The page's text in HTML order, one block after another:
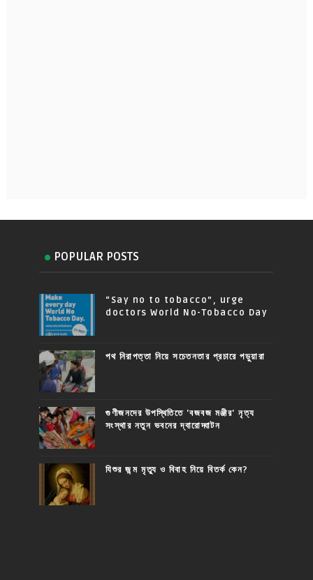
POPULAR POSTS
“Say no to tobacco”, urge
doctors World No-Tobacco Day
পথ নিরাপত্তা নিয়ে সচেতনতার প্রচারে পড়ুয়ারা
গুণীজনদের উপস্থিতিতে 'বজবজ মঞ্জীর' নৃত্য
সংস্থার নতুন ভবনের দ্বারোদ্ঘাটন
যিশুর জন্ম মৃত্যু ও বিবাহ নিয়ে বিতর্ক কেন?